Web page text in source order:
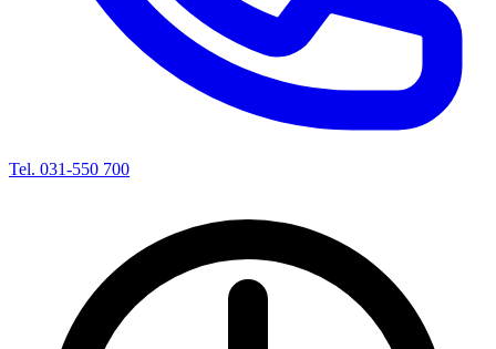
Tel. 031-550 700